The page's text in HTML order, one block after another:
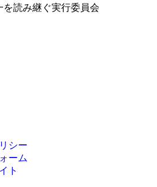
を読み継ぐ実行委員会
シー
ーム
ト